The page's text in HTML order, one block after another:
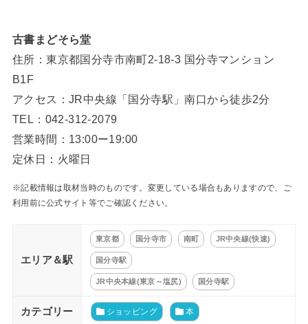
古書まどそら堂
住所：東京都国分寺市南町2-18-3 国分寺マンション
B1F
アクセス：JR中央線「国分寺駅」南口から徒歩2分
TEL：042-312-2079
営業時間：13:00ー19:00
定休日：火曜日
※記載情報は取材当時のものです。変更している場合もありますので、ご
利用前に公式サイト等でご確認ください。
エリア＆駅
東京都 国分寺市 南町 JR中央線(快速)
国分寺駅
JR中央本線(東京～塩尻) 国分寺駅
カテゴリー ショッピング 本